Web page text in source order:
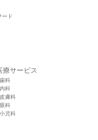
ード
療サービス
科
科
膚科
科
児科